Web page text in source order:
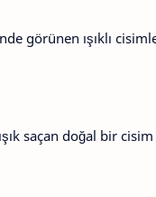
görünen ışıklı
saçan doğal bir